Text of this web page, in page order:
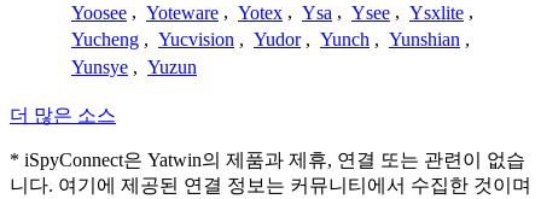
Yoosee , Yoteware , Yotex , Ysa , Ysee , Ysxlite ,
Yucheng , Yucvision , Yudor , Yunch , Yunshian ,
Yunsye , Yuzun
더 많은 소스
* iSpyConnect은 Yatwin의 제품과 제휴, 연결 또는 관련이 없습
니다. 여기에 제공된 연결 정보는 커뮤니티에서 수집한 것이며